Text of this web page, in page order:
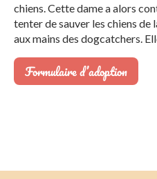
chiens. Cette dame a alors
tenter de sauver les chiens de
aux mains des dogcatchers.
Formulaire d’adoption